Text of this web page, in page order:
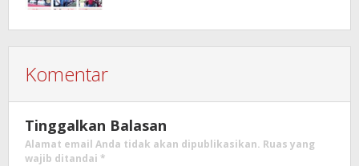
Komentar
Tinggalkan Balasan
Alamat email Anda tidak akan dipublikasikan. Ruas yang
wajib ditandai *